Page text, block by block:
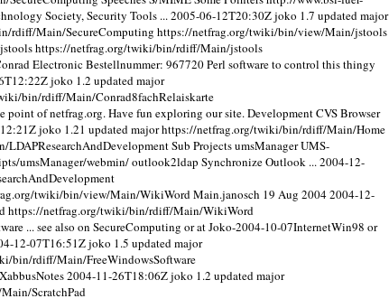
Society, Security Tools ...2005-06-12T20:30Zjoko 1.7 updatedmajor
rdiff/Main/SecureComputing https://netfrag.org/twiki/bin/view/Main/jstools
https://netfrag.org/twiki/bin/rdiff/Main/jstools
Electronic Bestellnummer: 967720 Perl software to control this thingy
joko 1.2 updatedmajor
bin/rdiff/Main/Conrad8fachRelaiskarte
of netfrag.org. Have fun exploring our site. Development CVS Browser
joko 1.21 updatedmajorhttps://netfrag.org/twiki/bin/rdiff/Main/Home
Sub Projects umsManager UMS-
umsManager/webmin/ outlook2ldap Synchronize Outlook ...2004-12-
twiki/bin/view/Main/WikiWordMain.janosch 19 Aug 20042004-12-
https://netfrag.org/twiki/bin/rdiff/Main/WikiWord
... see also on SecureComputing or at Joko-2004-10-07InternetWin98 or
12-07T16:51Zjoko 1.5 updatedmajor
bin/rdiff/Main/FreeWindowsSoftware
2004-11-26T18:06Zjoko 1.2 updatedmajor
ScratchPad